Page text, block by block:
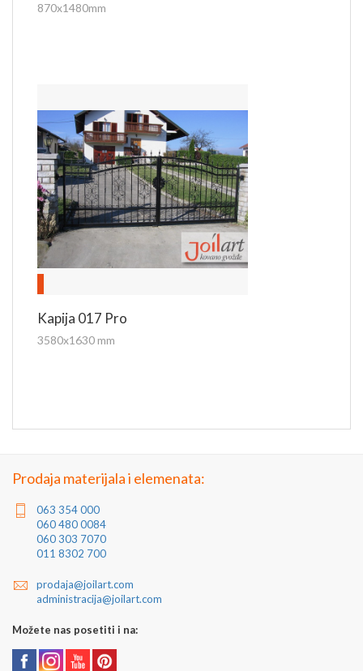
870x1480mm
Kapija 017 Pro
3580x1630 mm
Prodaja materijala i elemenata:
063 354 000
060 480 0084
060 303 7070
011 8302 700
prodaja@joilart.com
administracija@joilart.com
Možete nas posetiti i na: